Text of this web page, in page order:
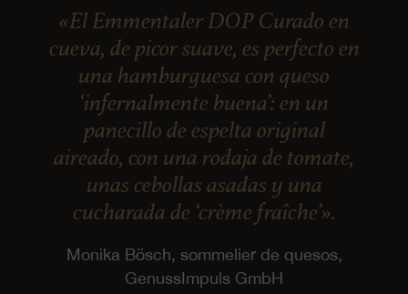
«El Emmentaler DOP Curado en
cueva, de picor suave, es perfecto en
una hamburguesa con queso
‘infernalmente buena’: en un
panecillo de espelta original
aireado, con una rodaja de tomate,
unas cebollas asadas y una
cucharada de ‘crème fraîche’».
Monika Bösch, sommelier de quesos,
GenussImpuls GmbH